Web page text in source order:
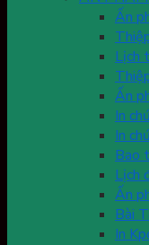
Ấn
Lịch
Ấn
In
In
Bao
Lịch
Ấn
Bài
In